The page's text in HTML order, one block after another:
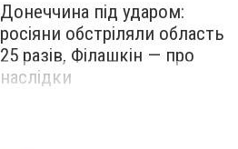
Донеччина під ударом:
росіяни обстріляли область
25 разів, Філашкін — про
наслідки